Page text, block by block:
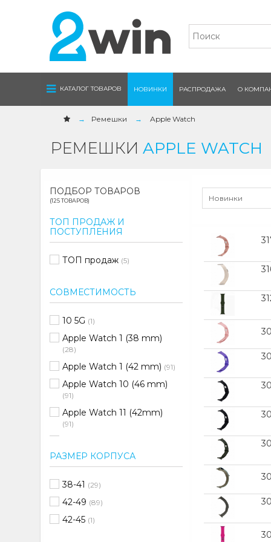
КАТАЛОГ ТОВАРОВ НОВИНКИ РАСПРОДАЖА О
Ремешки Apple Watch
РЕМЕШКИAPPLE WATCH
ПОДБОР ТОВАРОВ
(125 ТОВАРОВ)
ТОП ПРОДАЖ И
ПОСТУПЛЕНИЯ
ТОП продаж (5)
СОВМЕСТИМОСТЬ
10 5G (1)
Apple Watch 1 (38 mm)
(28)
Apple Watch 1 (42 mm) (91)
Apple Watch 10 (46 mm)
(91)
Apple Watch 11 (42mm)
(91)
(91)
Apple Watch 2 (38 mm)
(28)
Apple Watch 2 (42 mm)
Apple Watch 3 (38 mm)
РАЗМЕР КОРПУСА
38-41 (29)
42-49 (89)
42-45 (1)
Новинки